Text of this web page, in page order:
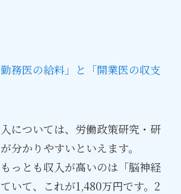
務医の給料」と「開業医の収支
入については、労働政策研究・研
分かりやすいといえます。
っとも収入が高いのは「脳神経
いて、これが1,480万円です。2